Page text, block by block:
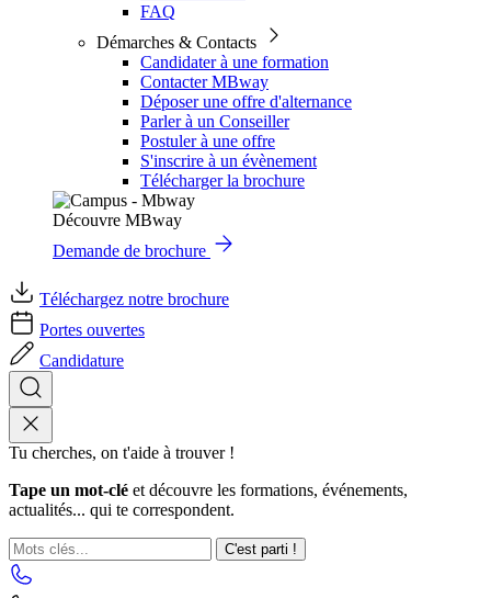
FAQ
Démarches & Contacts
Candidater à une formation
Contacter MBway
Déposer une offre d'alternance
Parler à un Conseiller
Postuler à une offre
S'inscrire à un évènement
Télécharger la brochure
Découvre MBway
Demande de brochure
Téléchargez notre brochure
Portes ouvertes
Candidature
Tu cherches, on t'aide à trouver !
Tape un mot-clé et découvre les formations, événements,
actualités... qui te correspondent.
C'est parti !